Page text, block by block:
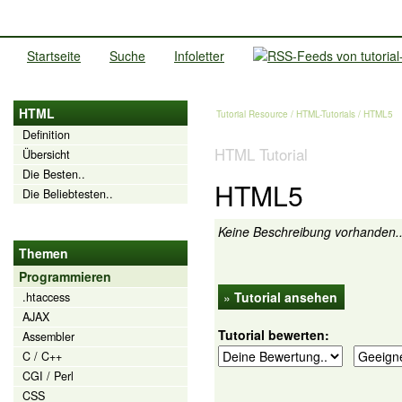
Startseite Suche Infoletter
HTML
Definition
Übersicht
Die Besten..
Die Beliebtesten..
Themen
Programmieren
.htaccess
AJAX
Assembler
C / C++
CGI / Perl
CSS
Tutorial Resource / HTML-Tutorials / HTML5
HTML Tutorial
HTML5
Keine Beschreibung vorhanden..
» Tutorial ansehen
Tutorial bewerten: